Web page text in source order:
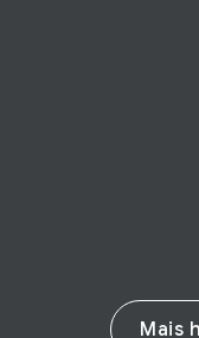
Mais